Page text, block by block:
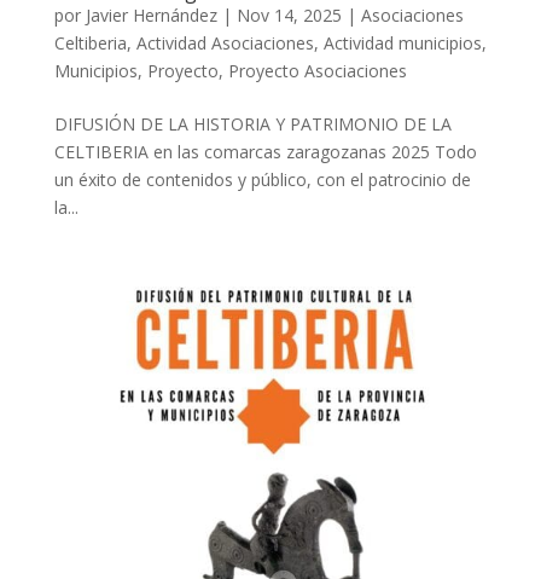
por Javier Hernández| Nov 14, 2025 | Asociaciones
Celtiberia, Actividad Asociaciones, Actividad municipios,
Municipios, Proyecto, Proyecto Asociaciones
DIFUSIÓN DE LA HISTORIA Y PATRIMONIO DE LA
CELTIBERIA en las comarcas zaragozanas 2025 Todo
un éxito de contenidos y público, con el patrocinio de
la...